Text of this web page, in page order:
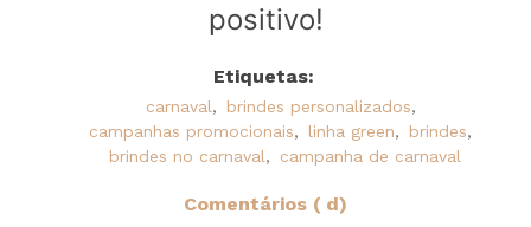
positivo!
Etiquetas:
carnaval, brindes personalizados,
campanhas promocionais, linha green, brindes,
brindes no carnaval, campanha de carnaval
Comentários ( d)